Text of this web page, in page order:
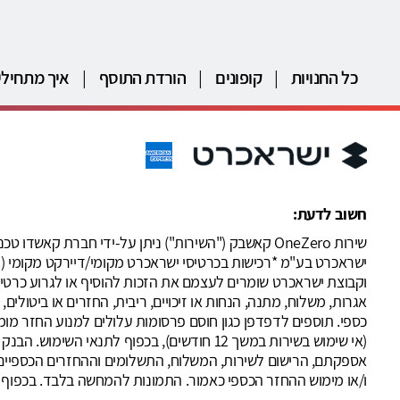
כל החנויות | קופונים | הורדת התוסף | איך
חשוב לדעת:
וקבוצת ישראכרט שומרים לעצמם את הזכות להוסיף או לגרוע
אגרות, משלוח, מתנה, הנחות או זיכויים, ריבית, החזרים או
(אי שימוש בשירות במשך 12 חודשים),
אספקתם, הרישום לשירות, המשלוח, התשלומים וההחזרים
ו/או מימוש ההחזר הכספי כאמור. התמונות להמחשה בלבד.